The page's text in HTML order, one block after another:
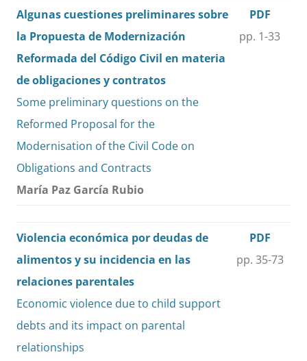
Algunas cuestiones preliminares sobre
la Propuesta de Modernización
Reformada del Código Civil en materia
de obligaciones y contratos
Some preliminary questions on the
Reformed Proposal for the
Modernisation of the Civil Code on
Obligations and Contracts
María Paz García Rubio
PDF
pp. 1-33
Violencia económica por deudas de
alimentos y su incidencia en las
relaciones parentales
Economic violence due to child support
debts and its impact on parental
relationships
PDF
pp. 35-73